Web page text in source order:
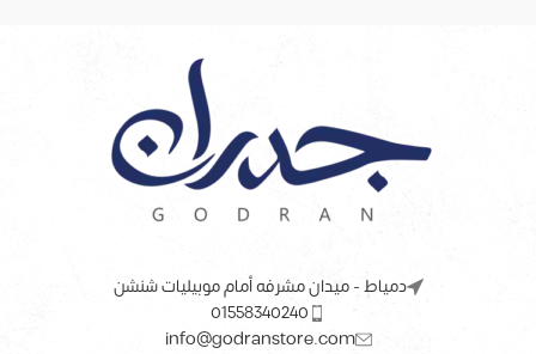
دمياط - ميدان مشرفه أمام موبيليات شنشن
01558340240
info@godranstore.com